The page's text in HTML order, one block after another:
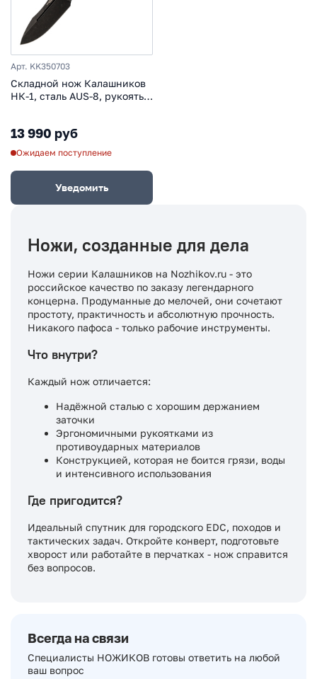
Арт. KK350703
Складной нож Калашников
НК-1, сталь AUS-8, рукоять
13 990 руб
Ожидаем поступление
Уведомить
Ножи, созданные для дела
Ножи серии Калашников на Nozhikov.ru - это
российское качество по заказу легендарного
концерна. Продуманные до мелочей, они сочетают
простоту, практичность и абсолютную прочность.
Никакого пафоса - только рабочие инструменты.
Что внутри?
Каждый нож отличается:
Надёжной сталью с хорошим держанием
заточки
Эргономичными рукоятками из
противоударных материалов
Конструкцией, которая не боится грязи, воды
и интенсивного использования
Где пригодится?
Идеальный спутник для городского EDC, походов и
тактических задач. Откройте конверт, подготовьте
хворост или работайте в перчатках - нож справится
без вопросов.
Всегда на связи
Специалисты НОЖИКОВ готовы ответить на любой
ваш вопрос